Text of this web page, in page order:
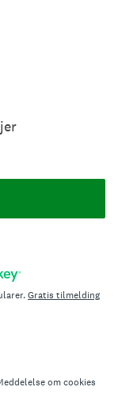
Gratis tilmelding
om cookies